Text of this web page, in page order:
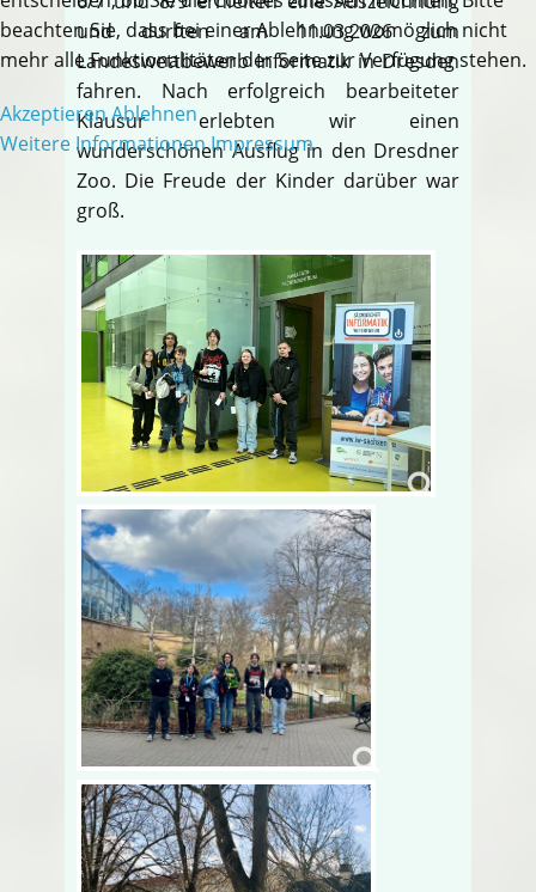
und durften am 11.03.2026 zum
Landeswettbewerb Informatik in Dresden
fahren. Nach erfolgreich bearbeiteter
Klausur erlebten wir einen
wunderschönen Ausflug in den Dresdner
Zoo. Die Freude der Kinder darüber war
groß.
beachten Sie, dass bei einer Ablehnung womöglich nicht
mehr alle Funktionalitäten der Seite zur Verfügung stehen.
AkzeptierenAblehnen
Weitere Informationen Impressum